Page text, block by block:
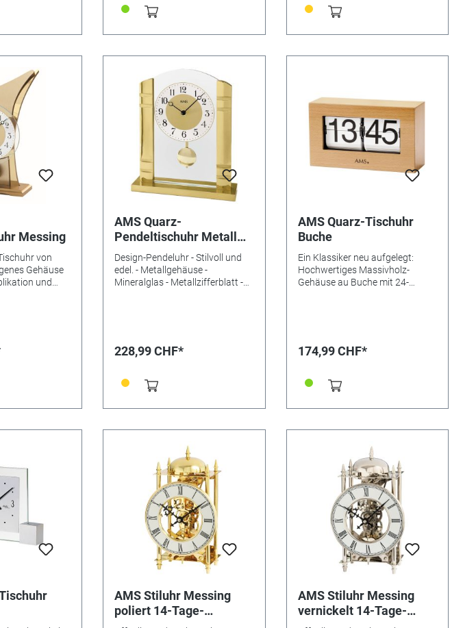
Messing
von
Gehäuse
und
AMS Quarz-
Pendeltischuhr Metall
gelb
Design-Pendeluhr - Stilvoll und
edel. - Metallgehäuse -
Mineralglas - Metallzifferblatt -
228,99 CHF*
AMS Quarz-Tischuhr
Buche
Ein Klassiker neu aufgelegt:
Hochwertiges Massivholz-
Gehäuse au Buche mit 24-
174,99 CHF*
AMS Stiluhr Messing
poliert 14-Tage-
AMS Stiluhr Messing
vernickelt 14-Tage-